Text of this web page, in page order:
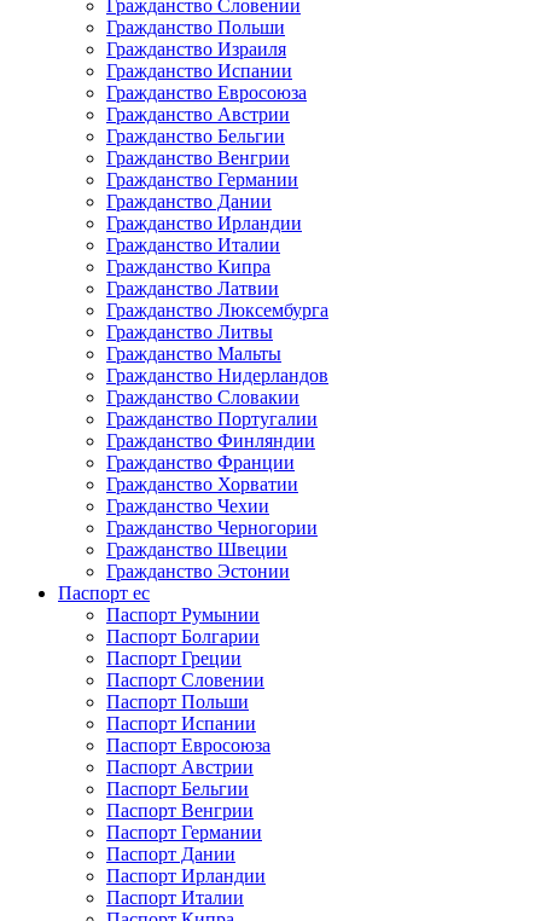
Гражданство Словении
Гражданство Польши
Гражданство Израиля
Гражданство Испании
Гражданство Евросоюза
Гражданство Австрии
Гражданство Бельгии
Гражданство Венгрии
Гражданство Германии
Гражданство Дании
Гражданство Ирландии
Гражданство Италии
Гражданство Кипра
Гражданство Латвии
Гражданство Люксембурга
Гражданство Литвы
Гражданство Мальты
Гражданство Нидерландов
Гражданство Словакии
Гражданство Португалии
Гражданство Финляндии
Гражданство Франции
Гражданство Хорватии
Гражданство Чехии
Гражданство Черногории
Гражданство Швеции
Гражданство Эстонии
Паспорт ес
Паспорт Румынии
Паспорт Болгарии
Паспорт Греции
Паспорт Словении
Паспорт Польши
Паспорт Испании
Паспорт Евросоюза
Паспорт Австрии
Паспорт Бельгии
Паспорт Венгрии
Паспорт Германии
Паспорт Дании
Паспорт Ирландии
Паспорт Италии